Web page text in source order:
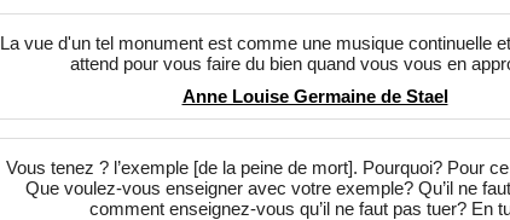
La vue d'un tel monument est comme une musique continuelle
attend pour vous faire du bien quand vous vous en
Anne Louise Germaine de Stael
Vous tenez ? l’exemple [de la peine de mort]. Pourquoi? Pour ce
Que voulez-vous enseigner avec votre exemple? Qu’il ne
comment enseignez-vous qu’il ne faut pas tuer? En